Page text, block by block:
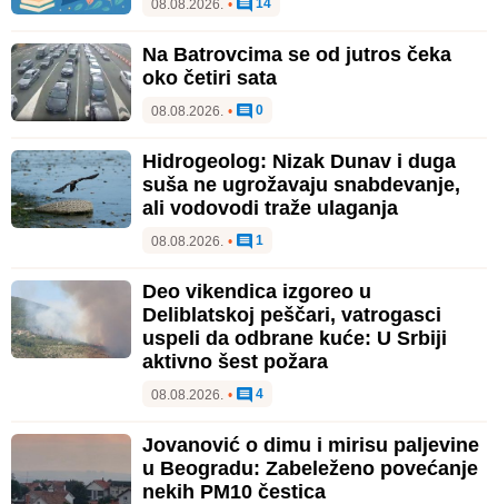
08.08.2026. •
Na Batrovcima se od jutros čeka
oko četiri sata
08.08.2026. • 0
Hidrogeolog: Nizak Dunav i duga
suša ne ugrožavaju snabdevanje,
ali vodovodi traže ulaganja
08.08.2026. • 1
Deo vikendica izgoreo u
Deliblatskoj peščari, vatrogasci
uspeli da odbrane kuće: U Srbiji
aktivno šest požara
08.08.2026. • 4
Jovanović o dimu i mirisu paljevine
u Beogradu: Zabeleženo povećanje
nekih PM10 čestica